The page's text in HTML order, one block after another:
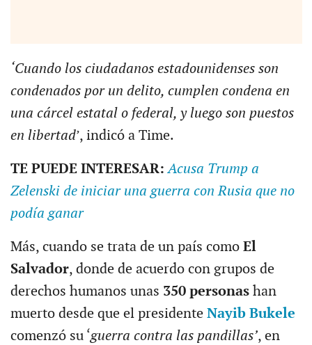
‘Cuando los ciudadanos estadounidenses son
condenados por un delito, cumplen condena en
una cárcel estatal o federal, y luego son puestos
en libertad’, indicó a Time.
TE PUEDE INTERESAR:Acusa Trump a
Zelenski de iniciar una guerra con Rusia que no
podía ganar
Más, cuando se trata de un país como El
Salvador, donde de acuerdo con grupos de
derechos humanos unas 350 personashan
muerto desde que el presidente Nayib Bukele
comenzó su ‘guerra contra las pandillas’, en